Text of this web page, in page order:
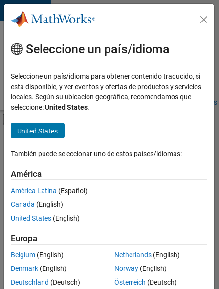
Saltar al contenido
Ofertas
de
empleo
MathWorks
Visión general Búsqueda de empleo Oficinas locales
Contenido principal
FILTRADO POR
Quality Engineering
Release Engineering
Ordenar por
Guardar
empleos
seleccionados
No se
Seleccione un país/idioma
Seleccione un país/idioma para obtener contenido traducido, si
está disponible, y ver eventos y ofertas de productos y servicios
locales. Según su ubicación geográfica, recomendamos que
seleccione:United States.
United States
También puede seleccionar uno de estos países/idiomas:
América
América Latina (Español)
Canada (English)
United States (English)
Europa
Belgium (English)
Denmark (English)
Deutschland (Deutsch)
Netherlands(English)
Norway(English)
Österreich (Deutsch)